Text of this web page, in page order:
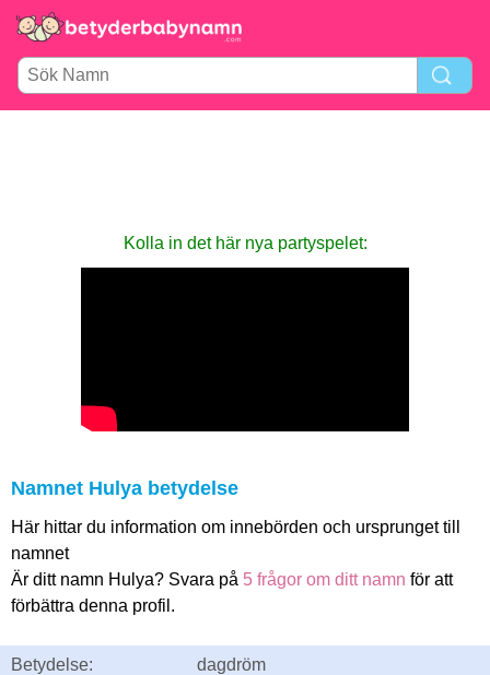
Kolla in det här nya party­spelet:
Namnet Hulya betydelse
Här hittar du information om innebörden och ursprunget till
namnet
Är ditt namn Hulya? Svara på 5 frågor om ditt namn för att
förbättra denna profil.
Betydelse: dagdröm